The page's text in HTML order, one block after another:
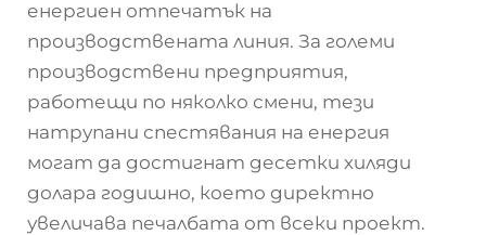
енергиен отпечатък на
производствената линия. За големи
производствени предприятия,
работещи по няколко смени, тези
натрупани спестявания на енергия
могат да достигнат десетки хиляди
долара годишно, което директно
увеличава печалбата от всеки проект.